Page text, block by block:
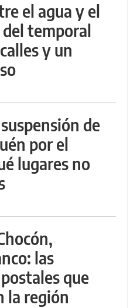
el agua y el
temporal
y un
de
por el
lugares no
las
que
la región